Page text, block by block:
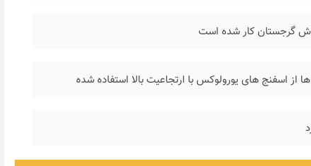
گرجستان کار شده است
اسفنج های یورولوکس با ارتجاعیت بالا استفاده شده